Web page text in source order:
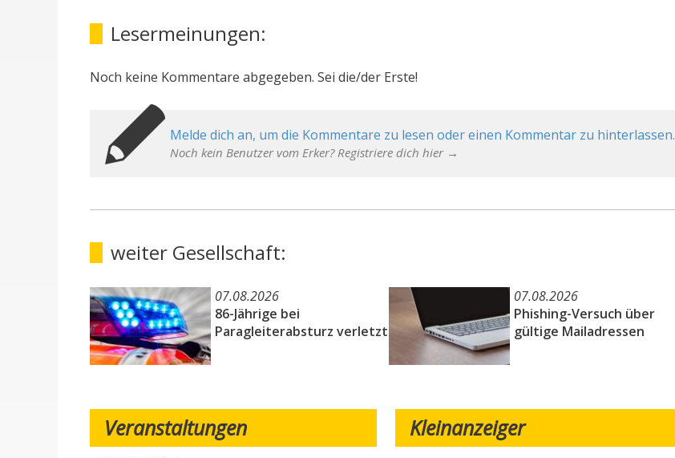
Lesermeinungen:
Noch keine Kommentare abgegeben. Sei die/der Erste!
Melde dich an, um die Kommentare zu lesen oder einen Kommentar zu hinterlassen.
Noch kein Benutzer vom Erker? Registriere dich hier →
weiter Gesellschaft:
07.08.2026
86-Jährige bei
Paragleiterabsturz verletzt
07.08.2026
Phishing-Versuch über
gültige Mailadressen
Veranstaltungen Kleinanzeiger